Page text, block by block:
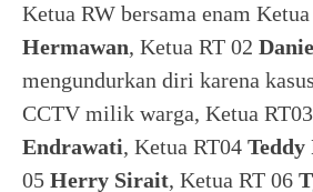
Ketua RW bersama enam Ketua
Hermawan, Ketua RT 02
mengundurkan diri karena
CCTV milik warga, Ketua RT03
Endrawati, Ketua RT04
05 Herry Sirait, Ketua RT 06